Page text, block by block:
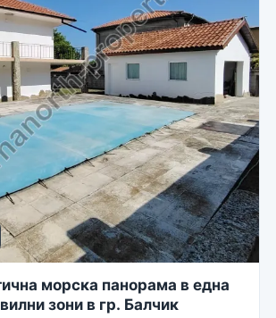
морска панорама в една
зони в гр. Балчик